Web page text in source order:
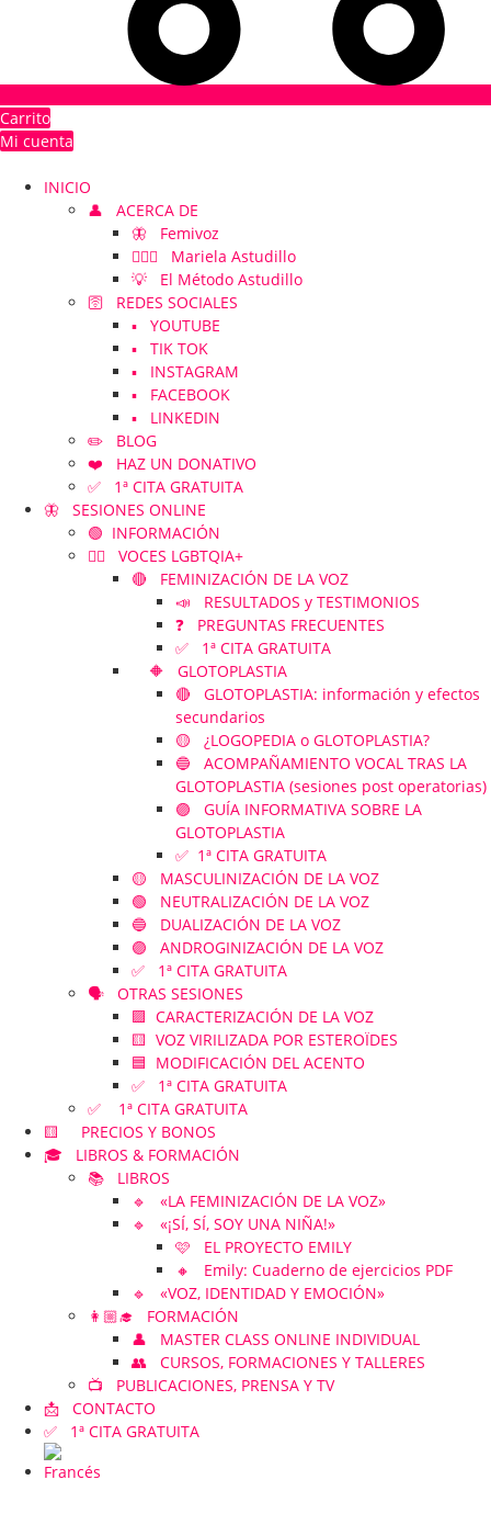
Carrito
Mi cuenta
INICIO
👤 ACERCA DE
🦋 Femivoz
👱🏻‍♀️ Mariela Astudillo
💡 El Método Astudillo
🛜 REDES SOCIALES
▪️ YOUTUBE
▪️ TIK TOK
▪️ INSTAGRAM
▪️ FACEBOOK
▪️ LINKEDIN
✏️ BLOG
❤️ HAZ UN DONATIVO
✅ 1ª CITA GRATUITA
🦋 SESIONES ONLINE
🟢 INFORMACIÓN
🏳️‍🌈 VOCES LGBTQIA+
🔴 FEMINIZACIÓN DE LA VOZ
📣 RESULTADOS y TESTIMONIOS
❓ PREGUNTAS FRECUENTES
✅ 1ª CITA GRATUITA
🔶 GLOTOPLASTIA
🔴 GLOTOPLASTIA: información y efectos
secundarios
🟡 ¿LOGOPEDIA o GLOTOPLASTIA?
🔵 ACOMPAÑAMIENTO VOCAL TRAS LA
GLOTOPLASTIA (sesiones post operatorias)
🟣 GUÍA INFORMATIVA SOBRE LA
GLOTOPLASTIA
✅ 1ª CITA GRATUITA
🟡 MASCULINIZACIÓN DE LA VOZ
🟢 NEUTRALIZACIÓN DE LA VOZ
🔵 DUALIZACIÓN DE LA VOZ
🟣 ANDROGINIZACIÓN DE LA VOZ
✅ 1ª CITA GRATUITA
🗣️ OTRAS SESIONES
🟪 CARACTERIZACIÓN DE LA VOZ
🟨 VOZ VIRILIZADA POR ESTEROÏDES
🟦 MODIFICACIÓN DEL ACENTO
✅ 1ª CITA GRATUITA
✅ 1ª CITA GRATUITA
🟨 PRECIOS Y BONOS
🎓 LIBROS & FORMACIÓN
📚 LIBROS
🔹 «LA FEMINIZACIÓN DE LA VOZ»
🔹 «¡SÍ, SÍ, SOY UNA NIÑA!»
🩷 EL PROYECTO EMILY
🔸 Emily: Cuaderno de ejercicios PDF
🔹 «VOZ, IDENTIDAD Y EMOCIÓN»
👩🏼‍🎓 FORMACIÓN
👤 MASTER CLASS ONLINE INDIVIDUAL
👥 CURSOS, FORMACIONES Y TALLERES
📺 PUBLICACIONES, PRENSA Y TV
📩 CONTACTO
✅ 1ª CITA GRATUITA